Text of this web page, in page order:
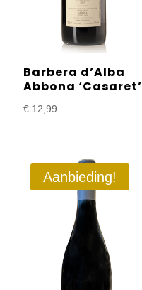
Barbera d’Alba
Abbona ‘Casaret’
€12,99
Aanbieding!